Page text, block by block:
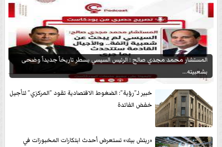
المستشار محمد مجدي صالح : الرئيس السيسي يسطر تاريخاً جديداً وضحى
بشعبيته...
خبير لـ”رؤية”: الضغوط الاقتصادية تقود ”المركزي” لتأجيل
خفض الفائدة
«ريتش بيك» تستعرض أحدث ابتكارات المخبوزات في